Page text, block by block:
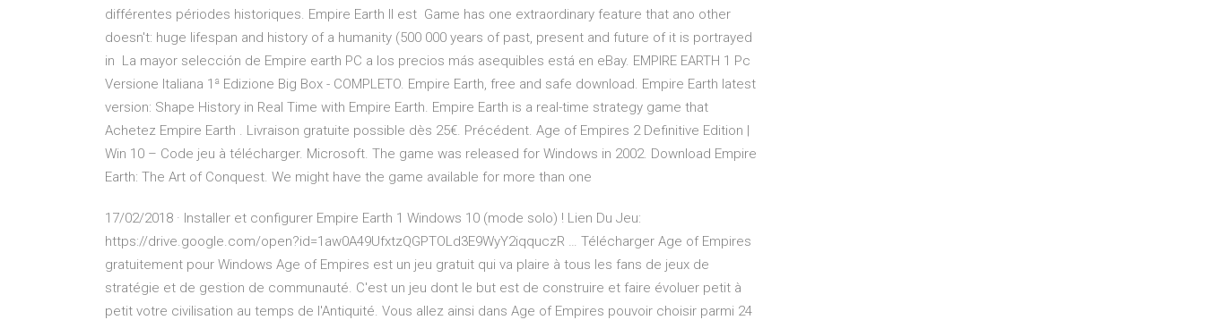
différentes périodes historiques. Empire Earth II est Game has one extraordinary feature that ano other
doesn't: huge lifespan and history of a humanity (500 000 years of past, present and future of it is portrayed
in La mayor selección de Empire earth PC a los precios más asequibles está en eBay. EMPIRE EARTH 1 Pc
Versione Italiana 1ª Edizione Big Box - COMPLETO. Empire Earth, free and safe download. Empire Earth latest
version: Shape History in Real Time with Empire Earth. Empire Earth is a real-time strategy game that
Achetez Empire Earth . Livraison gratuite possible dès 25€. Précédent. Age of Empires 2 Definitive Edition |
Win 10 – Code jeu à télécharger. Microsoft. The game was released for Windows in 2002. Download Empire
Earth: The Art of Conquest. We might have the game available for more than one
17/02/2018 · Installer et configurer Empire Earth 1 Windows 10 (mode solo) ! Lien Du Jeu:
https://drive.google.com/open?id=1aw0A49UfxtzQGPTOLd3E9WyY2iqquczR … Télécharger Age of Empires
gratuitement pour Windows Age of Empires est un jeu gratuit qui va plaire à tous les fans de jeux de
stratégie et de gestion de communauté. C'est un jeu dont le but est de construire et faire évoluer petit à
petit votre civilisation au temps de l'Antiquité. Vous allez ainsi dans Age of Empires pouvoir choisir parmi 24